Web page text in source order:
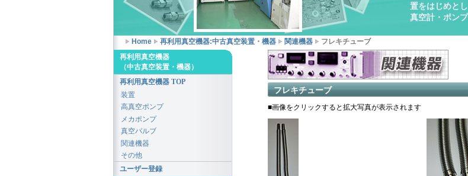
置をはじめと
真空計・ポン
Home 再利用真空機器:中古真空装置・機器 関連機器 フレキチューブ
フレキチューブ
■画像をクリックすると拡大写真が表示されます
再利用真空機器
（中古真空装置・機器）
再利用真空機器 TOP
装置
高真空ポンプ
メカポンプ
真空バルブ
関連機器
その他
ユーザー登録